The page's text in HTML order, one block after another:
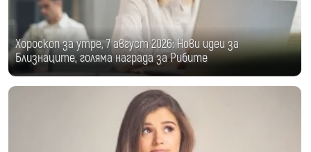
Хороскоп за утре, 7 август 2026: Нови идеи за
Близнаците, голяма награда за Рибите